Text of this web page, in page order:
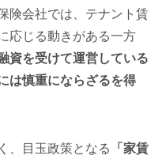
険会社では、テナント賃
応じる動きがある一方
資を受けて運営している
は慎重にならざるを得
、目玉政策となる
「家賃